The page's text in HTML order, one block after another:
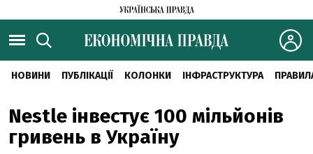
НОВИНИ ПУБЛІКАЦІЇ КОЛОНКИ ІНФРАСТРУКТУРА
Nestle інвестує 100 мільйонів
гривень в Україну